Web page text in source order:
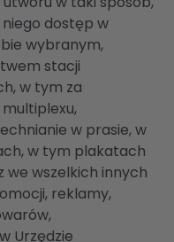
dostęp w
wybranym,
stacji
w tym za
w prasie, w
w tym plakatach
wszelkich innych
reklamy,
Urzędzie